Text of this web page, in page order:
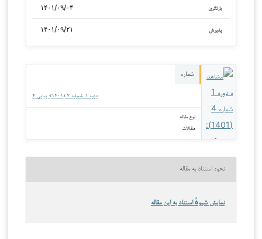
بازنگری ۱۴۰۱/۰۹/۰۴
پذیرش ۱۴۰۱/۰۹/۲۱
شماره
دوره ۱ شماره ۴ (۱۴۰۱): پیاپی ۴
نوع مقاله
مقالات
نحوه استناد به مقاله
نمایش شیوهٔ استناد به این مقاله